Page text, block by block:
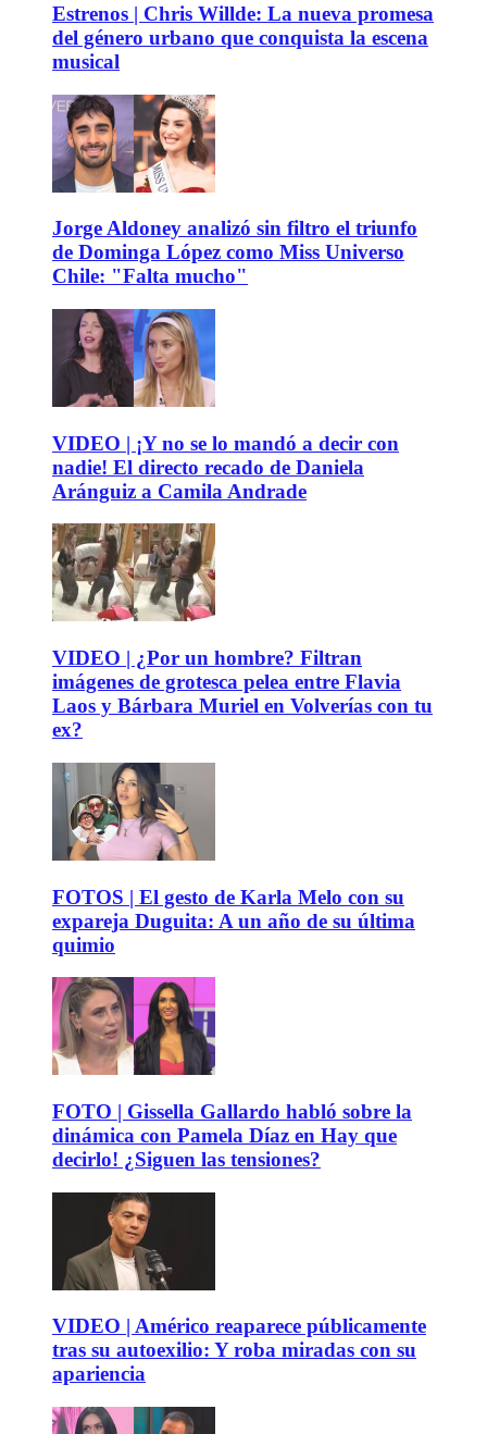
Estrenos | Chris Willde: La nueva promesa
del género urbano que conquista la escena
musical
Jorge Aldoney analizó sin filtro el triunfo
de Dominga López como Miss Universo
Chile: "Falta mucho"
VIDEO | ¡Y no se lo mandó a decir con
nadie! El directo recado de Daniela
Aránguiz a Camila Andrade
VIDEO | ¿Por un hombre? Filtran
imágenes de grotesca pelea entre Flavia
Laos y Bárbara Muriel en Volverías con tu
ex?
FOTOS | El gesto de Karla Melo con su
expareja Duguita: A un año de su última
quimio
FOTO | Gissella Gallardo habló sobre la
dinámica con Pamela Díaz en Hay que
decirlo! ¿Siguen las tensiones?
VIDEO | Américo reaparece públicamente
tras su autoexilio: Y roba miradas con su
apariencia